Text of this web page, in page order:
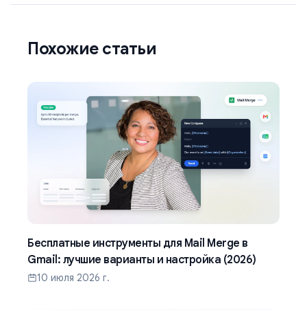
Похожие статьи
Бесплатные инструменты для Mail Merge в
Gmail: лучшие варианты и настройка (2026)
10 июля 2026 г.